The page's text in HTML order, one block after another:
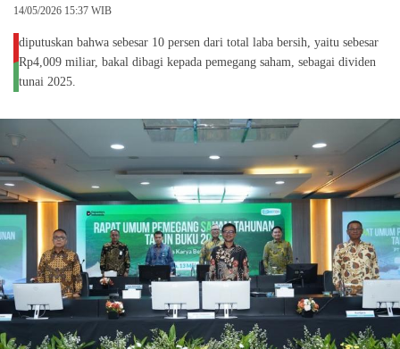
14/05/2026 15:37 WIB
diputuskan bahwa sebesar 10 persen dari total laba bersih, yaitu sebesar
Rp4,009 miliar, bakal dibagi kepada pemegang saham, sebagai dividen
tunai 2025.